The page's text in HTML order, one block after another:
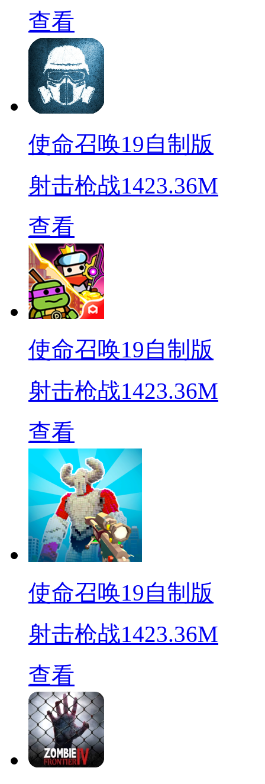
查看
使命召唤19自制版
射击枪战1423.36M
查看
使命召唤19自制版
射击枪战1423.36M
查看
使命召唤19自制版
射击枪战1423.36M
查看